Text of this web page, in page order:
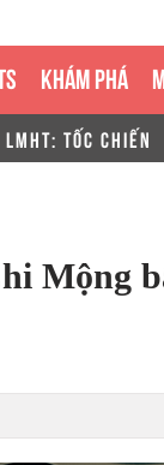
KHÁM PHÁ
LMHT: TỐC CHIẾN
Mộng